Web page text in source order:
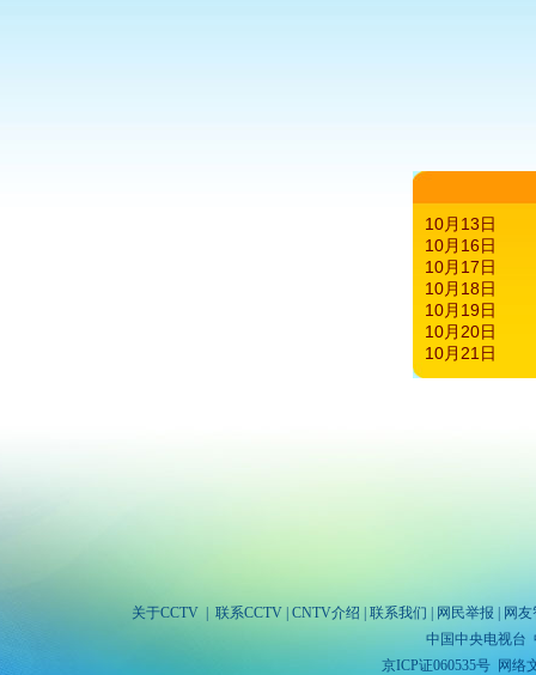
10月13日
10月16日
10月17日
10月18日
10月19日
10月20日
10月21日
关于CCTV 联系CCTV CNTV介绍 联系我们 网民举报
网
中国中央电视台
京ICP证060535号网络